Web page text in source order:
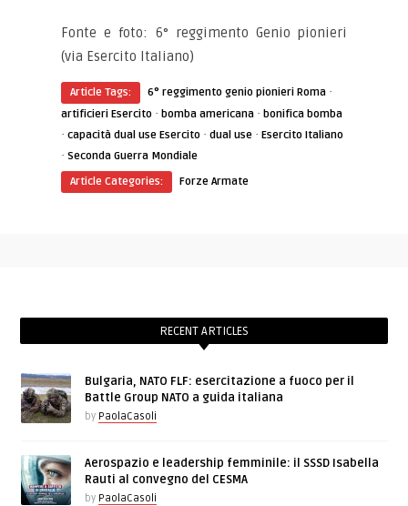
Fonte e foto: 6° reggimento Genio pionieri
(via Esercito Italiano)
Article Tags: 6° reggimento genio pionieri Roma ·
artificieri Esercito ·bomba americana ·bonifica bomba
·capacità dual use Esercito ·dual use ·Esercito Italiano
·Seconda Guerra Mondiale
Article Categories:
Forze Armate
RECENT ARTICLES
Bulgaria, NATO FLF: esercitazione a fuoco per il
Battle Group NATO a guida italiana
by PaolaCasoli
Aerospazio e leadership femminile: il SSSD Isabella
Rauti al convegno del CESMA
by PaolaCasoli